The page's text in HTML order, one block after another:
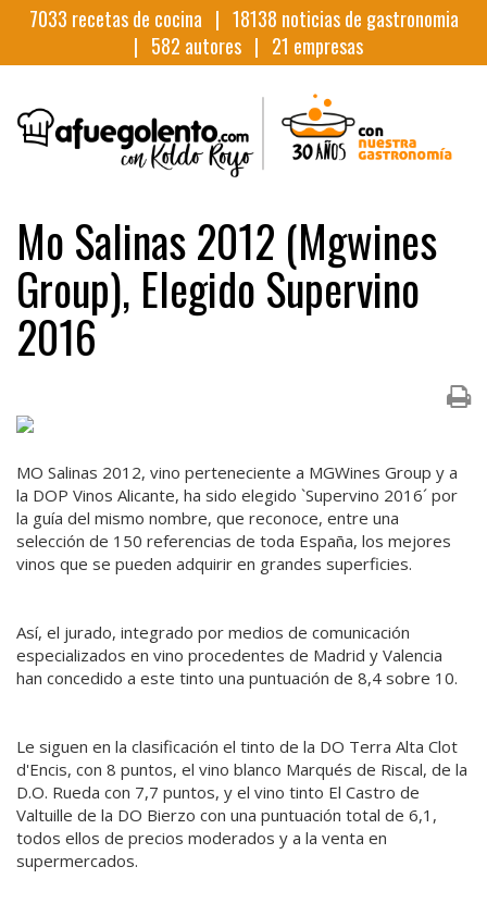
7033 recetas de cocina | 18138 noticias de gastronomia
| 582 autores | 21 empresas
Mo Salinas 2012 (Mgwines
Group), Elegido Supervino
2016
MO Salinas 2012, vino perteneciente a MGWines Group y a
la DOP Vinos Alicante, ha sido elegido `Supervino 2016´ por
la guía del mismo nombre, que reconoce, entre una
selección de 150 referencias de toda España, los mejores
vinos que se pueden adquirir en grandes superficies.
Así, el jurado, integrado por medios de comunicación
especializados en vino procedentes de Madrid y Valencia
han concedido a este tinto una puntuación de 8,4 sobre 10.
Le siguen en la clasificación el tinto de la DO Terra Alta Clot
d'Encis, con 8 puntos, el vino blanco Marqués de Riscal, de la
D.O. Rueda con 7,7 puntos, y el vino tinto El Castro de
Valtuille de la DO Bierzo con una puntuación total de 6,1,
todos ellos de precios moderados y a la venta en
supermercados.